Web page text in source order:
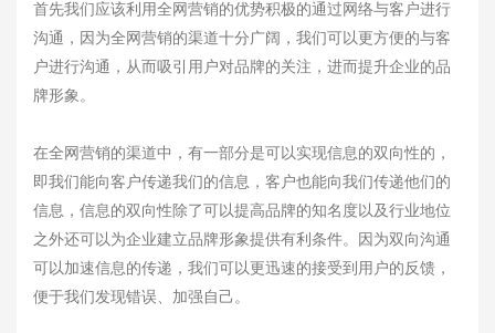
首先我们应该利用全网营销的优势积极的通过网络与客户进行
沟通，因为全网营销的渠道十分广阔，我们可以更方便的与客
户进行沟通，从而吸引用户对品牌的关注，进而提升企业的品
牌形象。
在全网营销的渠道中，有一部分是可以实现信息的双向性的，
即我们能向客户传递我们的信息，客户也能向我们传递他们的
信息，信息的双向性除了可以提高品牌的知名度以及行业地位
之外还可以为企业建立品牌形象提供有利条件。因为双向沟通
可以加速信息的传递，我们可以更迅速的接受到用户的反馈，
便于我们发现错误、加强自己。